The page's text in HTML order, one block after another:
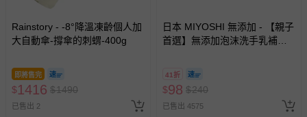
Rainstory - -8°降溫凍齡個人加
大自動傘-撐傘的刺蝟-400g
即將售完
$1416 $1490
已售出 2
日本 MIYOSHI 無添加 - 【親子
首選】無添加泡沫洗手乳補充
41折
$98 $240
已售出 4575